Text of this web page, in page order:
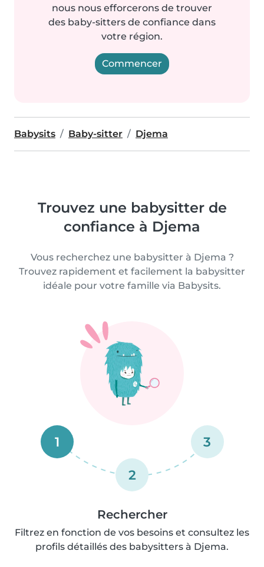
nous nous efforcerons de trouver
des baby-sitters de confiance dans
votre région.
Commencer
Babysits Baby-sitter Djema
Trouvez une babysitter de
confiance à Djema
Vous recherchez une babysitter à Djema ?
Trouvez rapidement et facilement la babysitter
idéale pour votre famille via Babysits.
1
2
3
Rechercher
Filtrez en fonction de vos besoins et consultez les
profils détaillés des babysitters à Djema.